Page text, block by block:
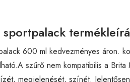
600 ml kedvezményes áron.
szűrő nem kompatibilis a
megjelenését, színét.